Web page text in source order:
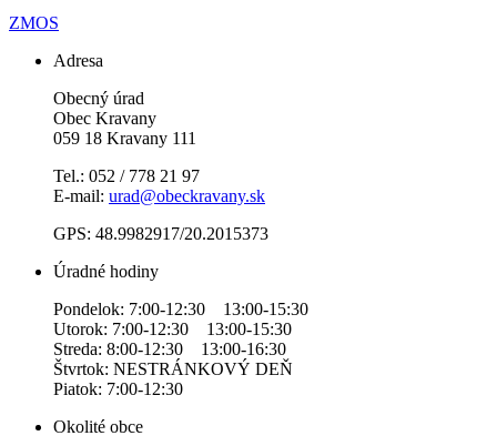
ZMOS
Adresa
Obecný úrad
Obec Kravany
059 18 Kravany 111
Tel.: 052 / 778 21 97
E-mail: urad@obeckravany.sk
GPS: 48.9982917/20.2015373
Úradné hodiny
Pondelok: 7:00-12:30 13:00-15:30
Utorok: 7:00-12:30 13:00-15:30
Streda: 8:00-12:30 13:00-16:30
Štvrtok: NESTRÁNKOVÝ DEŇ
Piatok: 7:00-12:30
Okolité obce